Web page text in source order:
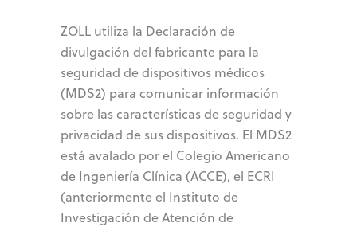
ZOLL utiliza la Declaración de
divulgación del fabricante para la
seguridad de dispositivos médicos
(MDS2) para comunicar información
sobre las características de seguridad y
privacidad de sus dispositivos. El MDS2
está avalado por el Colegio Americano
de Ingeniería Clínica (ACCE), el ECRI
(anteriormente el Instituto de
Investigación de Atención de